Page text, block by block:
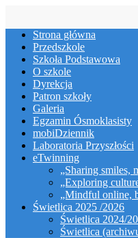
contentStrona główna
Przedszkole
Szkoła Podstawowa
O szkole
Dyrekcja
Patron szkoły
Galeria
Egzamin Ósmoklasisty
mobiDziennik
Laboratoria Przyszłości
eTwinning
„Sharing smiles,
„Exploring
„Mindful online,
Świetlica 2025 /2026
Świetlica 2024/
Świetlica